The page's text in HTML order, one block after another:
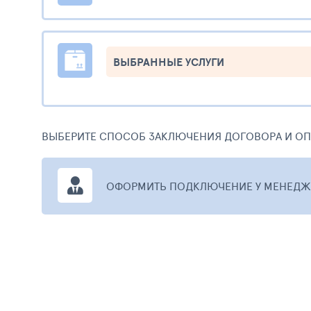
ВЫБРАННЫЕ УСЛУГИ
ВЫБЕРИТЕ СПОСОБ ЗАКЛЮЧЕНИЯ ДОГОВОРА И
ОФОРМИТЬ ПОДКЛЮЧЕНИЕ У